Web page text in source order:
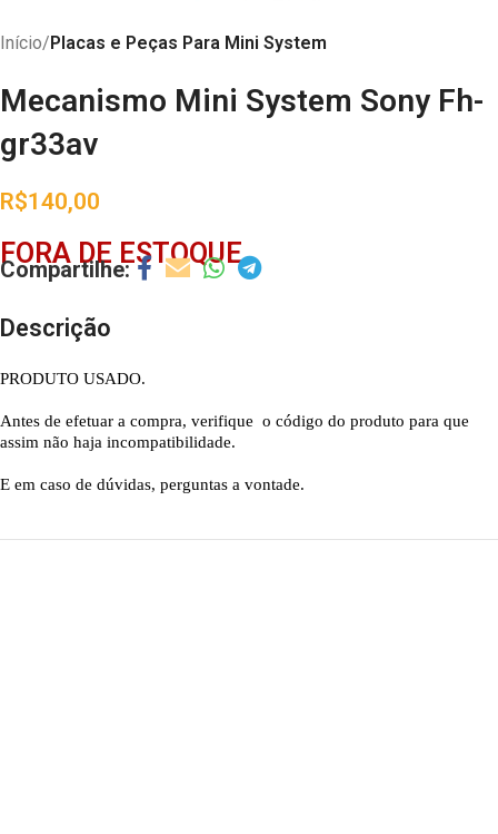
Início Placas e Peças Para Mini System
Mecanismo Mini System Sony Fh-
gr33av
R$140,00
FORA DE ESTOQUE
Descrição
PRODUTO USADO.
Antes de efetuar a compra, verifique o código do produto para que
assim não haja incompatibilidade.
E em caso de dúvidas, perguntas a vontade.